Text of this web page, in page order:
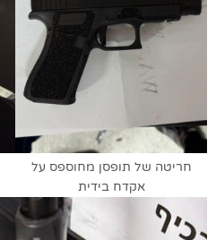
חריטה של תופסן מחוספס על
אקדח בידית